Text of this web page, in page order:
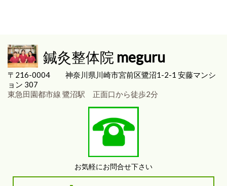
鍼灸整体院 meguru
〒216-0004 神奈川県川崎市宮前区鷺沼1-2-1 安藤マンシ
ョン 307
東急田園都市線 鷺沼駅 正面口から徒歩2分
お気軽にお問合せ下さい